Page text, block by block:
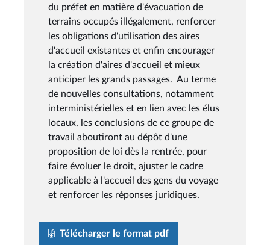
du préfet en matière d'évacuation de
terrains occupés illégalement, renforcer
les obligations d'utilisation des aires
d'accueil existantes et enfin encourager
la création d'aires d'accueil et mieux
anticiper les grands passages. Au terme
de nouvelles consultations, notamment
interministérielles et en lien avec les élus
locaux, les conclusions de ce groupe de
travail aboutiront au dépôt d'une
proposition de loi dès la rentrée, pour
faire évoluer le droit, ajuster le cadre
applicable à l'accueil des gens du voyage
et renforcer les réponses juridiques.
Télécharger le format pdf